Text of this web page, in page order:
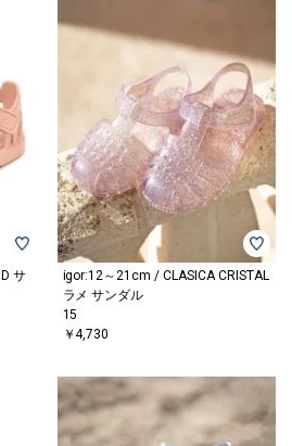
サ
igor:12～21cm / CLASICA CRISTAL
ラメ サンダル
15
￥4,730